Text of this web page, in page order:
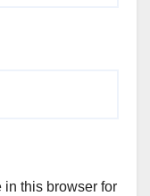
in this browser for